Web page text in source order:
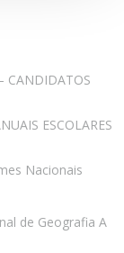
CANDIDATOS
ESCOLARES
Nacionais
de Geografia A